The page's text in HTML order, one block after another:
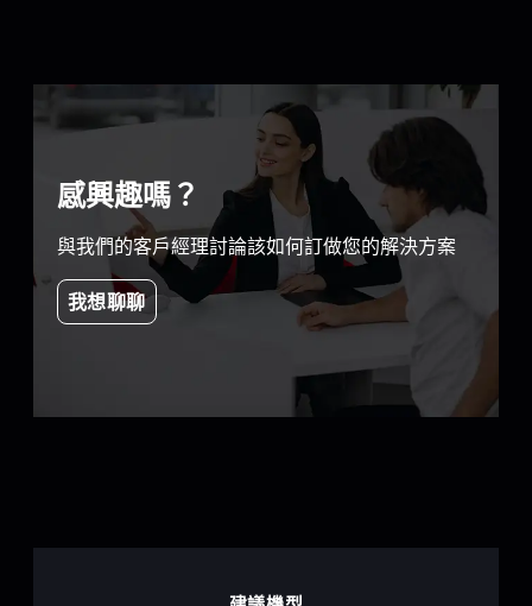
感興趣嗎？
與我們的客戶經理討論該如何訂做您的解決方案
我想聊聊